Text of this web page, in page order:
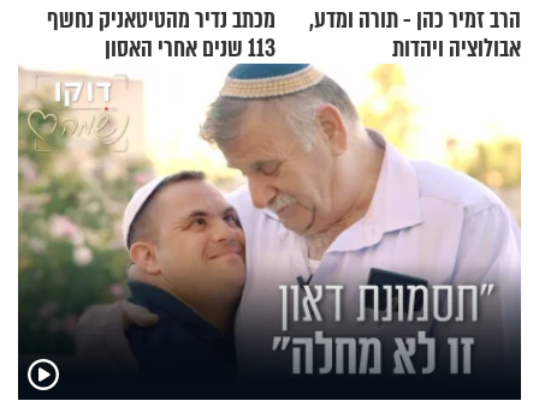
הרב זמיר כהן - תורה ומדע,
אבולוציה ויהדות
מכתב נדיר מהטיטאניק נחשף
113 שנים אחרי האסון